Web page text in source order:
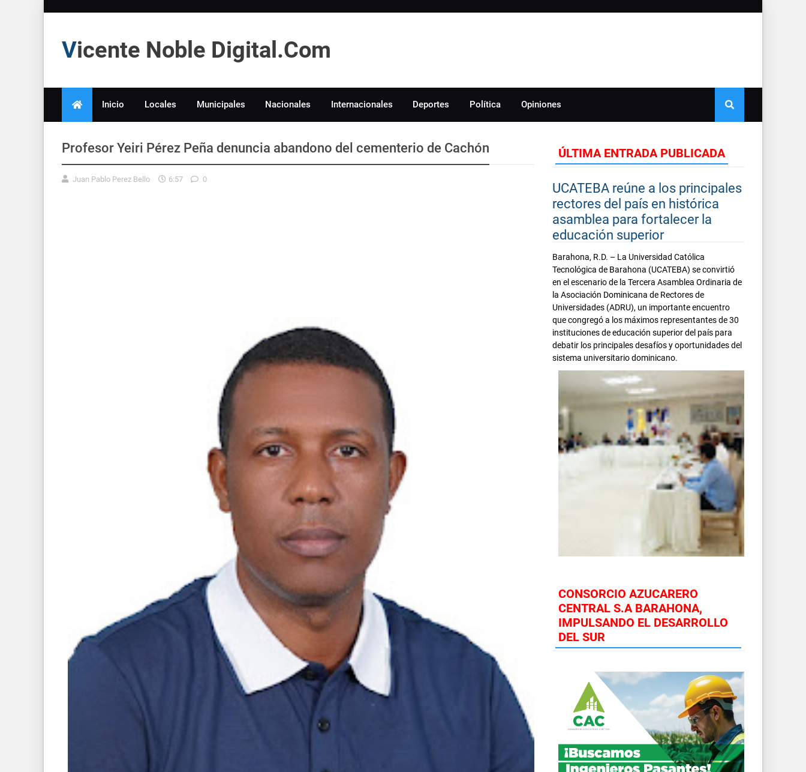
Vicente Noble Digital.Com
Inicio Locales Municipales Nacionales Internacionales Deportes Política Opiniones
Profesor Yeiri Pérez Peña denuncia abandono del cementerio de Cachón
Juan Pablo Perez Bello 6:57 0
ÚLTIMA ENTRADA PUBLICADA
UCATEBA reúne a los principales
rectores del país en histórica
asamblea para fortalecer la
educación superior
Barahona, R.D. – La Universidad Católica
Tecnológica de Barahona (UCATEBA) se convirtió
en el escenario de la Tercera Asamblea Ordinaria de
la Asociación Dominicana de Rectores de
Universidades (ADRU), un importante encuentro
que congregó a los máximos representantes de 30
instituciones de educación superior del país para
debatir los principales desafíos y oportunidades del
sistema universitario dominicano.
CONSORCIO AZUCARERO
CENTRAL S.A BARAHONA,
IMPULSANDO EL DESARROLLO
DEL SUR